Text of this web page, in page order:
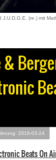
J.U.D.G.E. (re.) mit
&
2016-03-24
Beats On